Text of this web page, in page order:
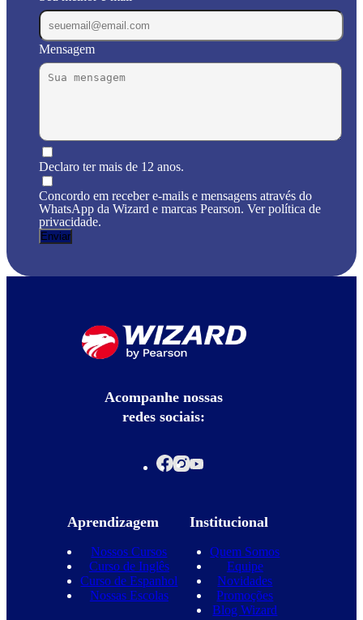
Mensagem
Declaro ter mais de 12 anos.
Concordo em receber e-mails e mensagens através do
WhatsApp da Wizard e marcas Pearson. Ver política de
privacidade.
Acompanhe nossas
redes sociais:
Aprendizagem
Nossos Cursos
Curso de Inglês
Curso de Espanhol
Nossas Escolas
Institucional
Quem Somos
Equipe
Novidades
Promoções
Blog Wizard